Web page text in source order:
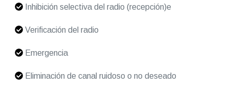
Inhibición selectiva del radio (recepción)e
Verificación del radio
Emergencia
Eliminación de canal ruidoso o no deseado